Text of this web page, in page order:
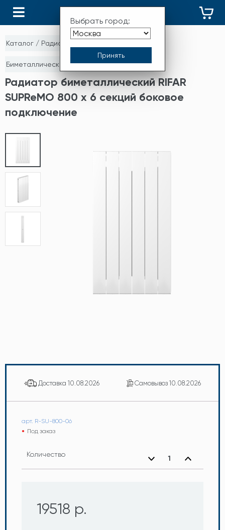
Выбрать город:
Каталог / Радиаторы отопления
Биметаллические монолитные радиаторы
Радиатор биметаллический RIFAR
SUPReMO 800 х 6 секций боковое
подключение
Доставка 10.08.2026 Самовывоз 10.08.2026
арт. R-SU-800-06
Под заказ
Количество
19518 р.